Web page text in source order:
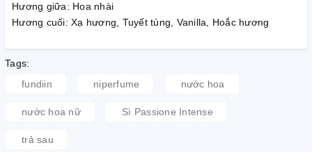
Hương giữa: Hoa nhài
Hương cuối: Xạ hương, Tuyết tùng, Vanilla, Hoắc hương
Tags:
fundiin
niperfume nước hoa
nước hoa nữ Sì Passione Intense
trả sau